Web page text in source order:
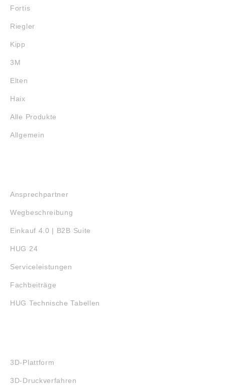
Fortis
Riegler
Kipp
3M
Elten
Haix
Alle Produkte
Allgemein
Ansprechpartner
Wegbeschreibung
Einkauf 4.0 | B2B Suite
HUG 24
Serviceleistungen
Fachbeiträge
HUG Technische Tabellen
3D-Plattform
3D-Druckverfahren